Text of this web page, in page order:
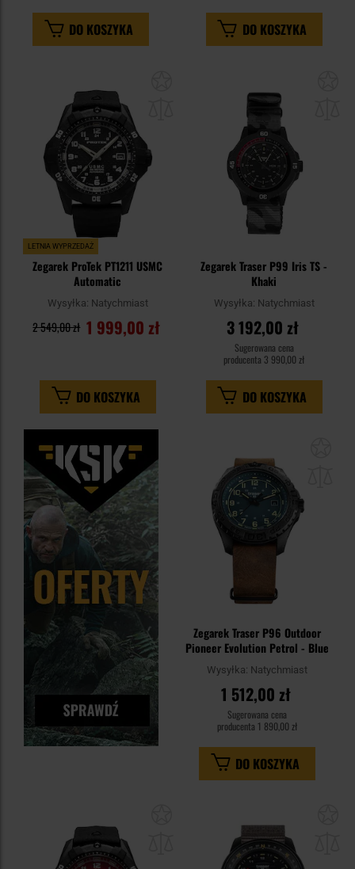
DO KOSZYKA DO KOSZYKA
LETNIA WYPRZEDAŻ
Zegarek ProTek PT1211 USMC
Automatic
Wysyłka: Natychmiast
1 999,00 zł
2 549,00 zł
DO KOSZYKA
Zegarek Traser P99 Iris TS -
Khaki
Wysyłka: Natychmiast
3 192,00 zł
Sugerowana cena
producenta 3 990,00 zł
DO KOSZYKA
Zegarek Traser P96 Outdoor
Pioneer Evolution Petrol - Blue
Wysyłka: Natychmiast
1 512,00 zł
Sugerowana cena
producenta 1 890,00 zł
DO KOSZYKA